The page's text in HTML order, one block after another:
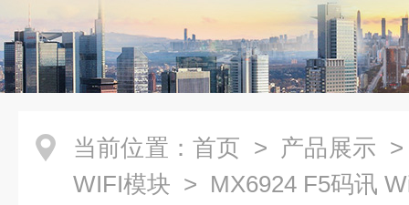
当前位置： 首页 > 产品展示
WIFI模块 > MX6924 F5码讯